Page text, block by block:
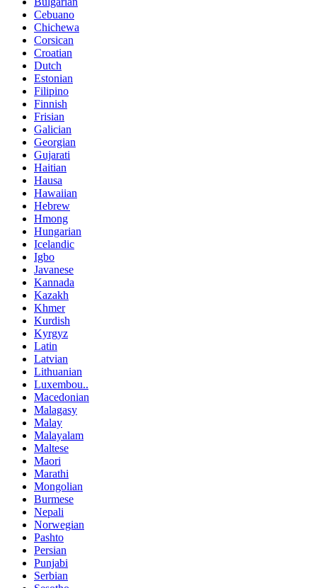
Cebuano
Chichewa
Corsican
Croatian
Dutch
Estonian
Filipino
Finnish
Frisian
Galician
Georgian
Gujarati
Haitian
Hausa
Hawaiian
Hebrew
Hmong
Hungarian
Icelandic
Igbo
Javanese
Kannada
Kazakh
Khmer
Kurdish
Kyrgyz
Latin
Latvian
Lithuanian
Luxembou..
Macedonian
Malagasy
Malay
Malayalam
Maltese
Maori
Marathi
Mongolian
Burmese
Nepali
Norwegian
Pashto
Persian
Punjabi
Serbian